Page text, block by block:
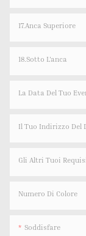
17.Anca Superiore
18.Sotto L'anca
La Data Del Tuo
Il Tuo Indirizzo Del
Gli Altri Tuoi
Numero Di Colore
Soddisfare